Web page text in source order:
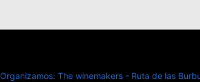
Organizamos: The winemakers - Ruta de las